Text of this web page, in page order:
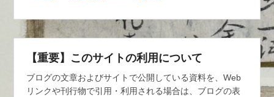
【重要】このサイトの利用について
ブログの文章およびサイトで公開している資料を、Web
リンクや刊行物で引用・利用される場合は、ブログの表